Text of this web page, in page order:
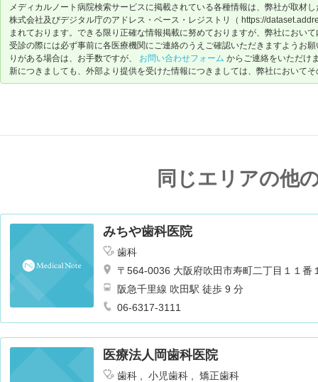
メディカルノート病院検索サービスに掲載されている各種情報は、弊社が取材
株式会社及びデジタル庁のアドレス・ベース・レジストリ（ https://
まれております。できる限り正確な情報掲載に努めておりますが、弊社におい
受診の際には必ず事前に各医療機関にご連絡のうえご確認いただきますようお
りがある場合は、お手数ですが、 お問い合わせフォーム からご連絡をいただけ
新につきましても、外部より提供を受けた情報につきましては、弊社において
同じエリアの他
みちや歯科医院
歯科
〒564-0036 大阪府吹田市寿町二丁目１１番
阪急千里線 吹田駅 徒歩 9 分
06-6317-3111
医療法人岡歯科医院
歯科 小児歯科
矯正歯科